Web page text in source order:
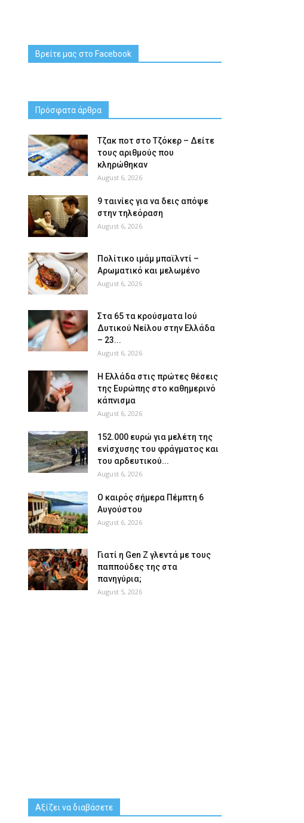
Βρείτε μας στο Facebook
Πρόσφατα άρθρα
Tζακ ποτ στο Τζόκερ – Δείτε
τους αριθμούς που
κληρώθηκαν
August 6, 2026
9 ταινίες για να δεις απόψε
στην τηλεόραση
August 6, 2026
Πολίτικο ιμάμ μπαϊλντί –
Αρωματικό και μελωμένο
August 6, 2026
Στα 65 τα κρούσματα Ιού
Δυτικού Νείλου στην Ελλάδα
– 23...
August 6, 2026
Η Ελλάδα στις πρώτες θέσεις
της Ευρώπης στο καθημερινό
κάπνισμα
August 6, 2026
152.000 ευρώ για μελέτη της
ενίσχυσης του φράγματος και
του αρδευτικού...
August 6, 2026
Ο καιρός σήμερα Πέμπτη 6
Αυγούστου
August 6, 2026
Γιατί η Gen Z γλεντά με τους
παππούδες της στα
πανηγύρια;
August 5, 2026
Αξίζει να διαβάσετε